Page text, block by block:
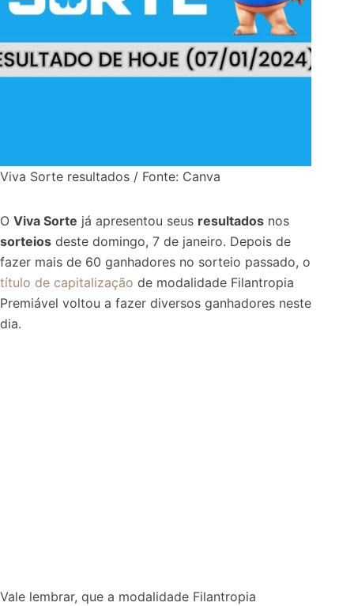
Viva Sorte resultados / Fonte: Canva
O Viva Sorte já apresentou seus resultados nos
sorteios deste domingo, 7 de janeiro. Depois de
fazer mais de 60 ganhadores no sorteio passado, o
título de capitalização de modalidade Filantropia
Premiável voltou a fazer diversos ganhadores neste
dia.
Vale lembrar, que a modalidade Filantropia